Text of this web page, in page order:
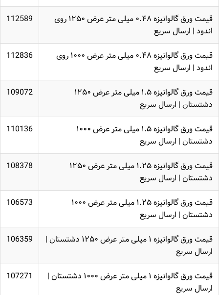
قیمت ورق گالوانیزه ۰.۴۸ میلی متر عرض ۱۲۵۰ روی
اندود | ارسال سریع
112589
قیمت ورق گالوانیزه ۰.۴۸ میلی متر عرض ۱۰۰۰ روی
اندود | ارسال سریع
112836
قیمت ورق گالوانیزه ۱.۵ میلی متر عرض ۱۲۵۰
دشتستان | ارسال سریع
109072
قیمت ورق گالوانیزه ۱.۵ میلی متر عرض ۱۰۰۰
دشتستان | ارسال سریع
110136
قیمت ورق گالوانیزه ۱.۲۵ میلی متر عرض ۱۲۵۰
دشتستان | ارسال سریع
108378
قیمت ورق گالوانیزه ۱.۲۵ میلی متر عرض ۱۰۰۰
دشتستان | ارسال سریع
106573
قیمت ورق گالوانیزه ۱ میلی متر عرض ۱۲۵۰ دشتستان |
ارسال سریع
106359
قیمت ورق گالوانیزه ۱ میلی متر عرض ۱۰۰۰ دشتستان |
ارسال سریع
107271